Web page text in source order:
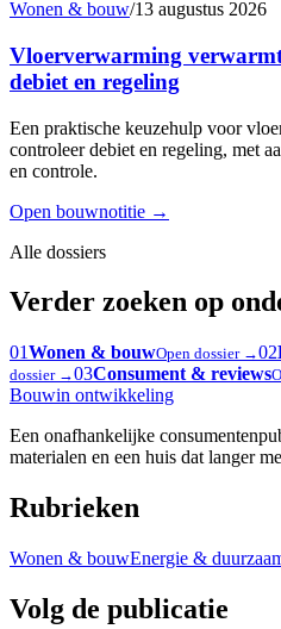
Wonen & bouw/13 augustus 2026
Vloerverwarming
debiet en regeling
Een praktische keuzehulp voor
controleer debiet en regeling, met
en controle.
Open bouwnotitie →
Alle dossiers
Verder zoeken op
01Wonen & bouwOpen dossier →02
dossier →03Consument & reviews
Bouwin ontwikkeling
Een onafhankelijke
materialen en een huis dat langer
Rubrieken
Wonen & bouwEnergie &
Volg de publicatie